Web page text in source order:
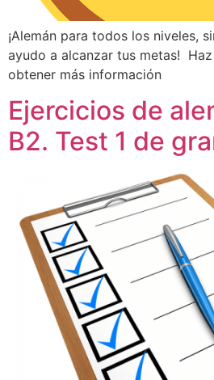
¡Alemán para todos los niveles,
ayudo a alcanzar tus metas!
obtener más información
Ejercicios de
B2. Test 1 de